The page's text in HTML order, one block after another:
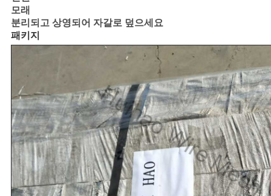
모래
분리되고 상영되어 자갈로 덮으세요
패키지